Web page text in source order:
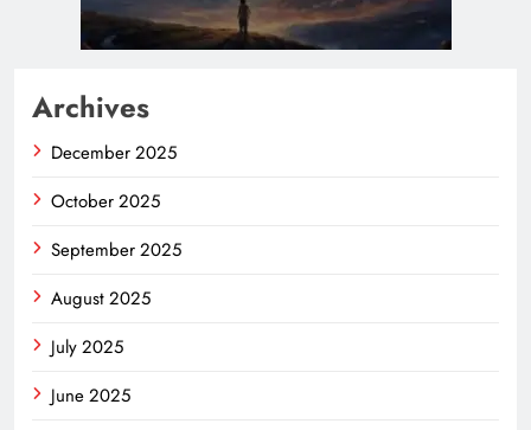
Archives
December 2025
October 2025
September 2025
August 2025
July 2025
June 2025